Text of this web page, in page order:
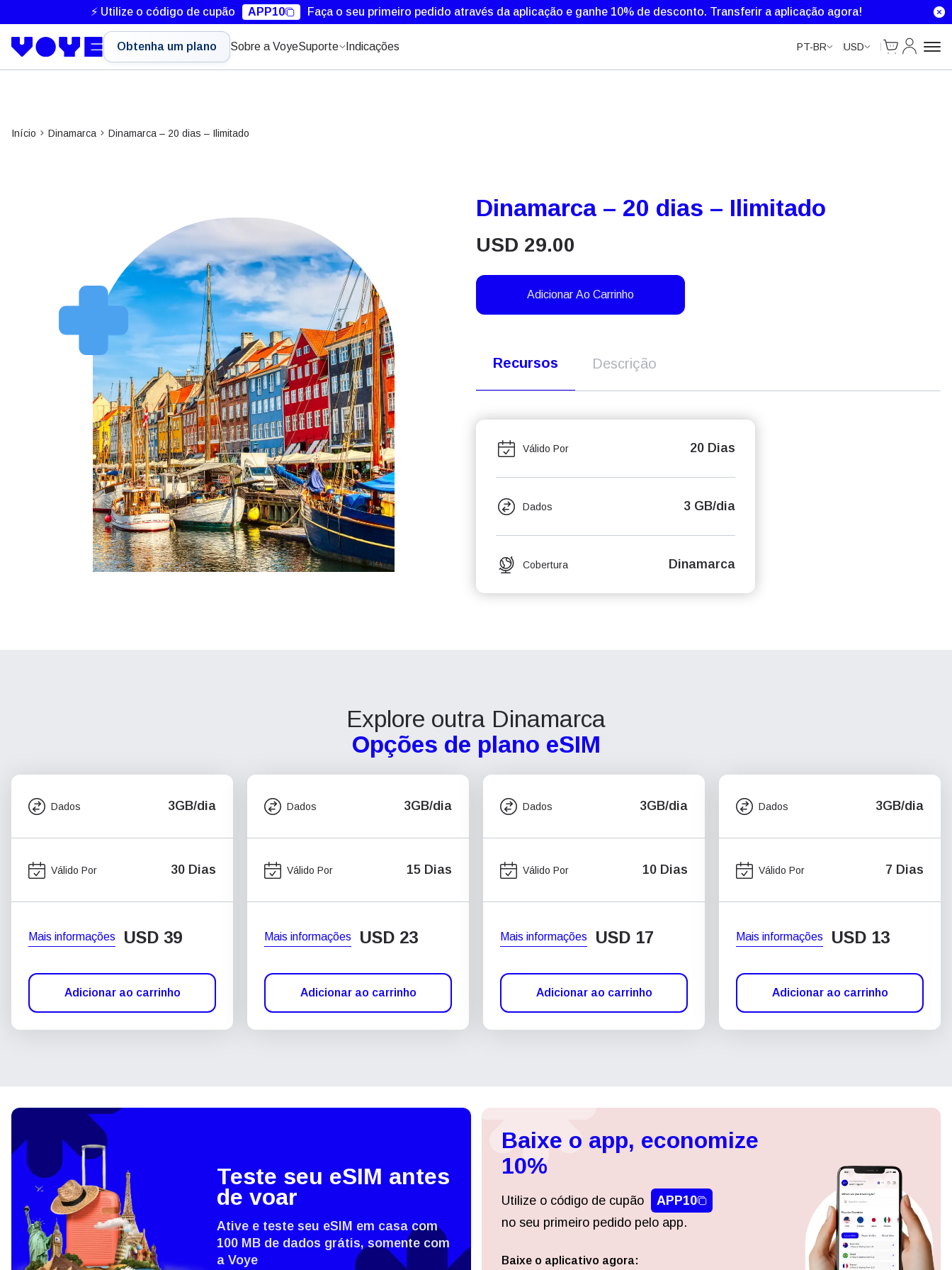
⚡ Utilize o código de cupão APP10 Faça o seu primeiro pedido através da aplicação e ganhe 10% de desconto. Transferir a aplicação agora!
Obtenha um plano Sobre a VoyeSuporte Indicações PT-BR USD
Cart
Minha
Início Dinamarca Dinamarca – 20 dias – Ilimitado
Dinamarca – 20 dias – Ilimitado
USD 29.00
Adicionar Ao Carrinho
Recursos Descrição
Válido Por 20 Dias
Dados 3 GB/dia
Cobertura Dinamarca
Explore outra Dinamarca
Opções de plano eSIM
Dados 3GB/dia
Válido Por 30 Dias
Mais informações USD 39
Adicionar ao carrinho
Dados 3GB/dia
Válido Por 15 Dias
Mais informações USD 23
Adicionar ao carrinho
Dados 3GB/dia
Válido Por 10 Dias
Mais informações USD 17
Adicionar ao carrinho
Dados 3GB/dia
Válido Por 7 Dias
Mais informações USD 13
Adicionar ao carrinho
Teste seu eSIM antes
de voar
Ative e teste seu eSIM em casa com
100 MB de dados grátis, somente com
a Voye
Baixe o app, economize
10%
Utilize o código de cupão
APP10
no seu primeiro pedido pelo app.
Baixe o aplicativo agora:
Entrar ou criar conta